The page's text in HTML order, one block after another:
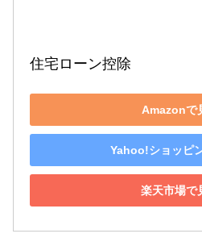
住宅ローン控除
Amazonで
Yahoo!ショッピ
楽天市場で